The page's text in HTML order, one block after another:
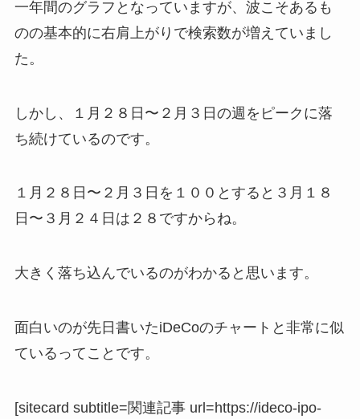
一年間のグラフとなっていますが、波こそあるも
のの基本的に右肩上がりで検索数が増えていまし
た。
しかし、１月２８日〜２月３日の週をピークに落
ち続けているのです。
１月２８日〜２月３日を１００とすると３月１８
日〜３月２４日は２８ですからね。
大きく落ち込んでいるのがわかると思います。
面白いのが先日書いたiDeCoのチャートと非常に似
ているってことです。
[sitecard subtitle=関連記事 url=https://ideco-ipo-